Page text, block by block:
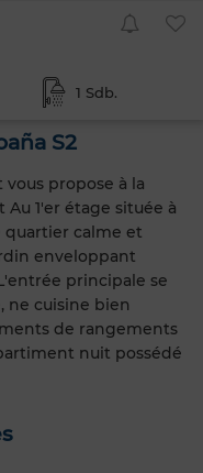
1 Sdb.
S2
propose à la
1'er étage située à
quartier calme et
enveloppant
principale se
ne cuisine bien
de rangements
nuit possédé